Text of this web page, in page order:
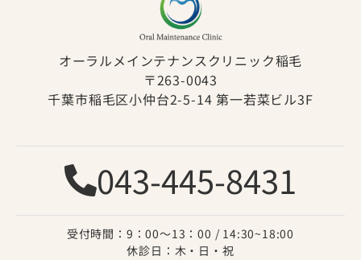
オーラルメインテナンスクリニック稲毛
〒263-0043
千葉市稲毛区小仲台2-5-14 第一若菜ビル3F
043-445-8431
受付時間：9：00〜13：00 / 14:30~18:00
休診日：木・日・祝